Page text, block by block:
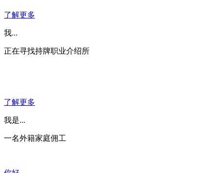
了解更多
我...
正在寻找持牌职业介绍所
了解更多
我是...
一名外籍家庭佣工